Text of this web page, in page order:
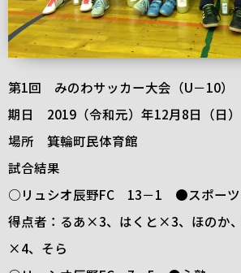
第1回 みのわサッカー大会（U－10）
期日 2019（令和元）年12月8日（日）
場所 箕輪町民体育館
試合結果
○リュシオ辰野FC 13－1 ●スポーツ
得点者：るあ×3、はくと×3、ほのか
×4、そら